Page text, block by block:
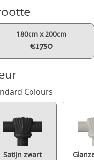
180cm x 200cm
€1750
Colours
Satijn zwart